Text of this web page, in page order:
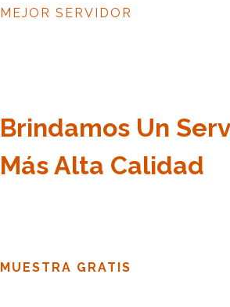
MEJOR SERVIDOR
Brindamos Un
Más Alta Calidad
MUESTRA GRATIS